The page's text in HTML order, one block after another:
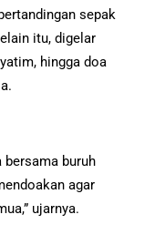
sepak
itu, digelar
hingga doa
buruh
agar
ujarnya.